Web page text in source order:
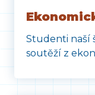
Studenti naší
soutěží z